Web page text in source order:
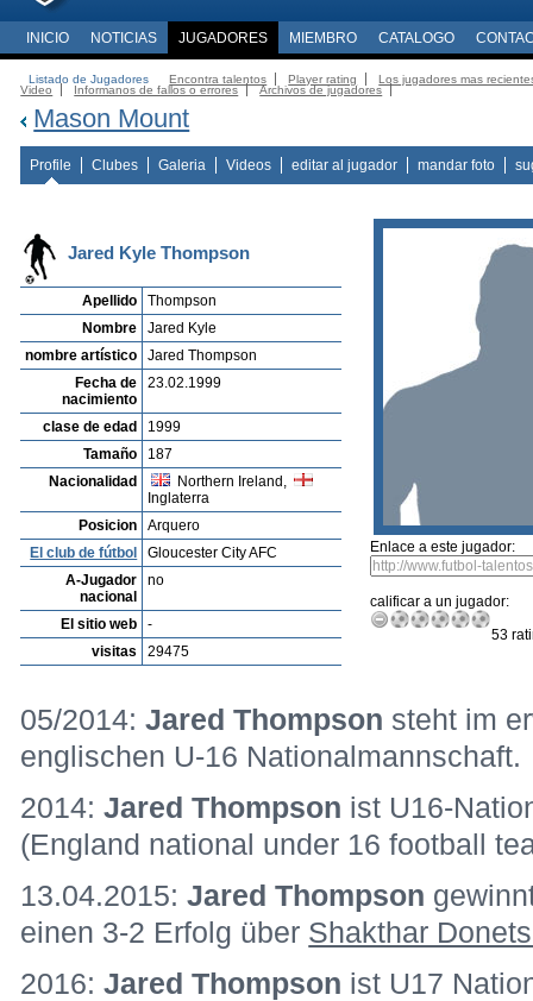
INICIO NOTICIAS JUGADORES MIEMBRO CATALOGO
Listado de Jugadores Encontra talentos Player rating
Los jugadores mas
Video
Informanos de fallos o errores Archivos de jugadores
Mason Mount
Profile Clubes Galeria Videos editar al jugador mandar foto
Jared Kyle Thompson
Apellido
Thompson
Nombre
Jared Kyle
nombre artístico
Jared Thompson
Fecha de
nacimiento
23.02.1999
clase de edad
1999
Tamaño
187
Nacionalidad
Northern Ireland,
Inglaterra
Posicion
Arquero
El club de fútbol
Gloucester City AFC
A-Jugador
nacional
no
El sitio web
-
visitas
29475
Enlace a este jugador:
calificar a un jugador:
53
05/2014:Jared Thompson steht im
englischen U-16 Nationalmannschaft.
2014:Jared Thompson ist U16-
(England national under 16 football
13.04.2015:Jared Thompson
einen 3-2 Erfolg über Shakthar
2016:Jared Thompson ist U17